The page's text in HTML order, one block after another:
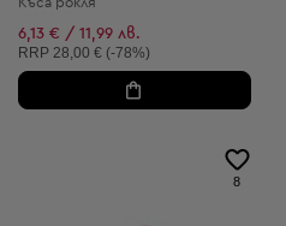
6,13 € / 11,99 лв.
Препоръчителна цена:
RRP 28,00 € (-78%)
8